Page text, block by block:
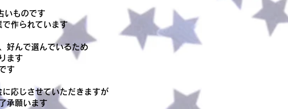
いものです
作られています
好んで選んでいるため
ます
す
応じさせていただきますが
承願います